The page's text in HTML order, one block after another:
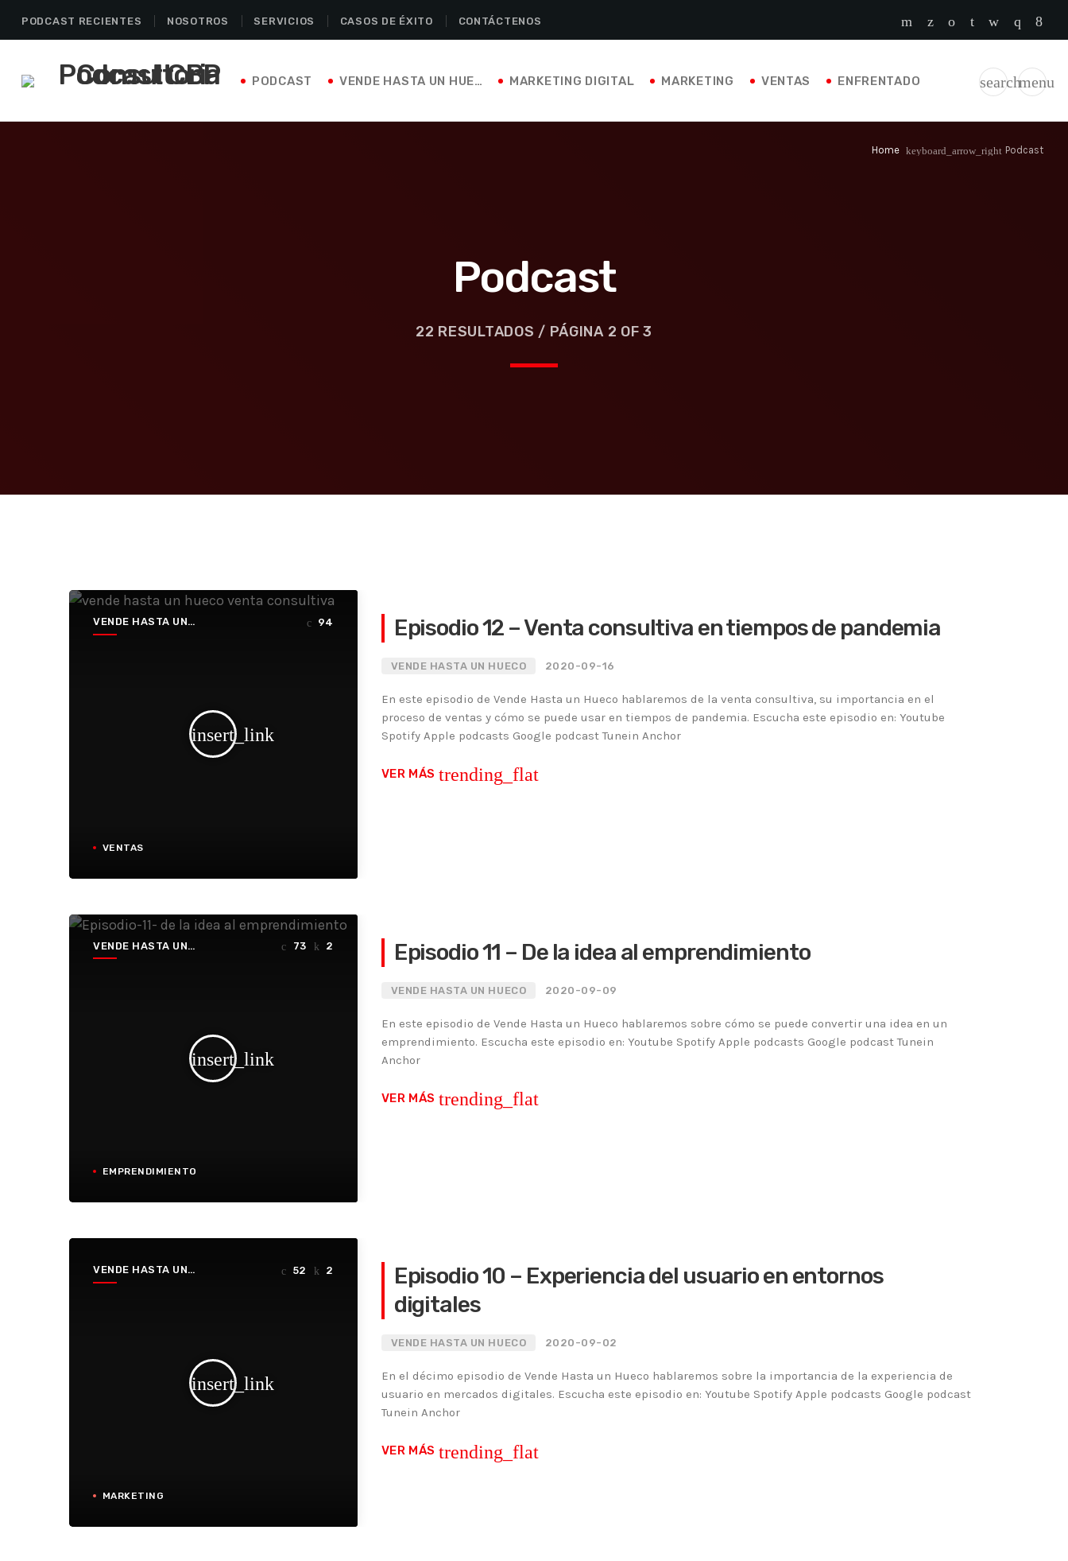
PODCAST RECIENTES NOSOTROS SERVICIOS CASOS DE ÉXITO CONTÁCTENOS
PODCAST VENDE HASTA UN HUECO MARKETING DIGITAL MARKETING VENTAS ENFRENTADO searchmenu
Home keyboard_arrow_right Podcast
Podcast
22 RESULTADOS / PÁGINA 2 OF 3
VENDE HASTA UN
HUECO
insert_link
94
VENTAS
Episodio 12 – Venta consultiva en tiempos de pandemia
VENDE HASTA UN HUECO 2020-09-16
En este episodio de Vende Hasta un Hueco hablaremos de la venta consultiva, su importancia en el
proceso de ventas y cómo se puede usar en tiempos de pandemia. Escucha este episodio en: Youtube
Spotify Apple podcasts Google podcast Tunein Anchor
VER MÁS trending_flat
VENDE HASTA UN
HUECO
insert_link
73 2
EMPRENDIMIENTO
Episodio 11 – De la idea al emprendimiento
VENDE HASTA UN HUECO 2020-09-09
En este episodio de Vende Hasta un Hueco hablaremos sobre cómo se puede convertir una idea en un
emprendimiento. Escucha este episodio en: Youtube Spotify Apple podcasts Google podcast Tunein
Anchor
VER MÁS trending_flat
VENDE HASTA UN
HUECO
insert_link
52 2
MARKETING
Episodio 10 – Experiencia del usuario en entornos
digitales
VENDE HASTA UN HUECO 2020-09-02
En el décimo episodio de Vende Hasta un Hueco hablaremos sobre la importancia de la experiencia de
usuario en mercados digitales. Escucha este episodio en: Youtube Spotify Apple podcasts Google podcast
Tunein Anchor
VER MÁS trending_flat